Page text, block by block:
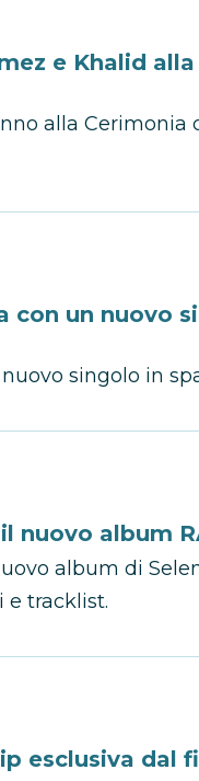
e Khalid
alla Cerimonia
con un nuovo
singolo in
nuovo album
album di
e tracklist.
esclusiva dal